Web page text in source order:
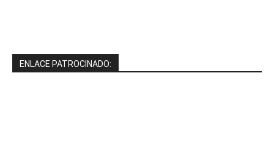
ENLACE PATROCINADO: